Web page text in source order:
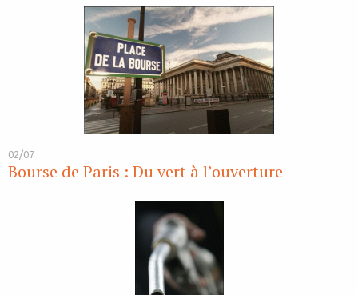
02/07
Bourse de Paris : Du vert à l’ouverture